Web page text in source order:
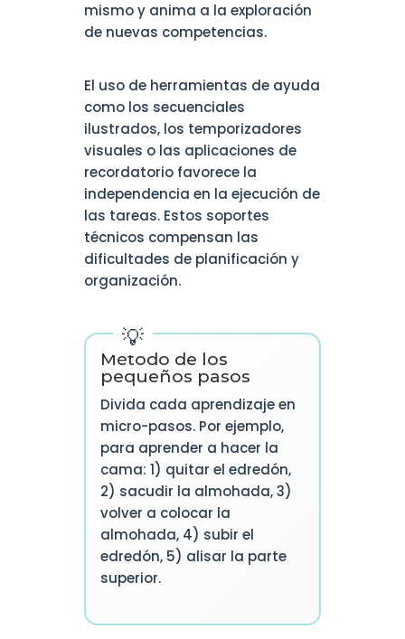
mismo y anima a la exploración
de nuevas competencias.
El uso de herramientas de ayuda
como los secuenciales
ilustrados, los temporizadores
visuales o las aplicaciones de
recordatorio favorece la
independencia en la ejecución de
las tareas. Estos soportes
técnicos compensan las
dificultades de planificación y
organización.
Método de los
pequeños pasos
Divida cada aprendizaje en
micro-pasos. Por ejemplo,
para aprender a hacer la
cama: 1) quitar el edredón,
2) sacudir la almohada, 3)
volver a colocar la
almohada, 4) subir el
edredón, 5) alisar la parte
superior.